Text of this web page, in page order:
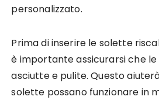
personalizzato.
Prima di inserire le solette
è importante assicurarsi che
asciutte e pulite. Questo
solette possano funzionare in